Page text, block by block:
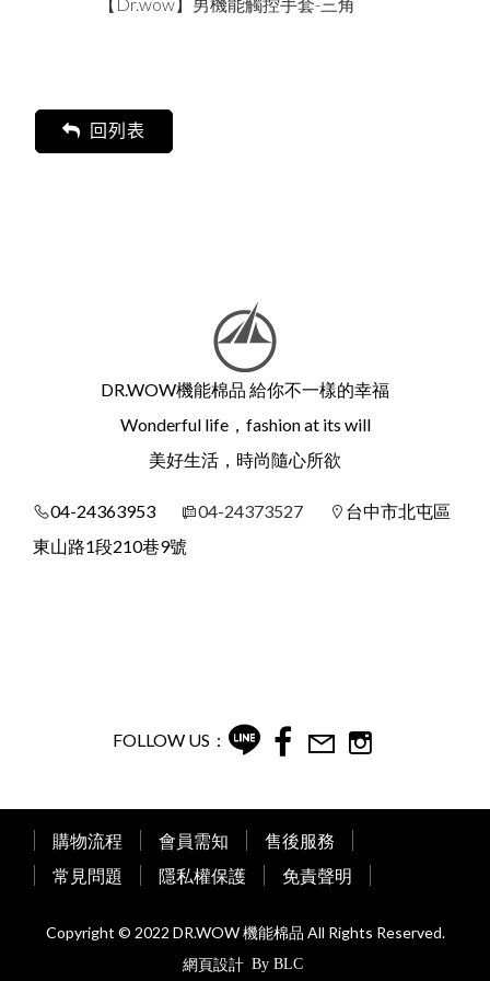
回列表
DR.WOW機能棉品 給你不一樣的幸福
Wonderful life，fashion at its will
美好生活，時尚隨心所欲
04-24363953 04-24373527
台中市北屯區
東山路1段210巷9號
FOLLOW US：
購物流程 會員需知
售後服務
常見問題
隱私權保護 免責聲明
Copyright © 2022 DR.WOW 機能棉品 All Rights Reserved.
網頁設計